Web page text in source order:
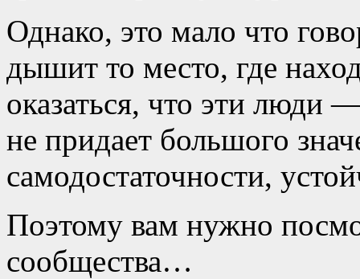
Однако, это мало что
дышит то место, где
оказаться, что эти люди
не придает большого
самодостаточности,
Поэтому вам нужно
сообщества…